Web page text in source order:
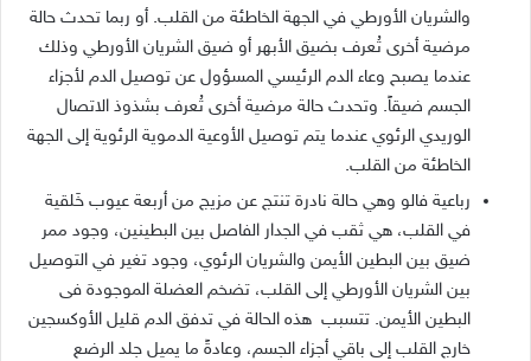
والشريان الأورطي في الجهة الخاطئة من القلب. أو ربما تحدث حالة
مرضية أخرى تُعرف بضيق الأبهر أو ضيق الشريان الأورطي وذلك
عندما يصبح وعاء الدم الرئيسي المسؤول عن توصيل الدم لأجزاء
الجسم ضيقاً. وتحدث حالة مرضية أخرى تُعرف بشذوذ الاتصال
الوريدي الرئوي عندما يتم توصيل الأوعية الدموية الرئوية إلى الجهة
الخاطئة من القلب.
رباعية فالو وهي حالة نادرة تنتج عن مزيج من أربعة عيوب خَلقية
في القلب، هي ثقب في الجدار الفاصل بين البطينين، وجود ممر
ضيق بين البطين الأيمن والشريان الرئوي، وجود تغير في التوصيل
بين الشريان الأورطي إلى القلب، تضخم العضلة الموجودة فى
البطين الأيمن. تتسبب هذه الحالة في تدفق الدم قليل الأوكسجين
خارج القلب إلى باقي أجزاء الجسم، وعادةً ما يميل جلد الرضع